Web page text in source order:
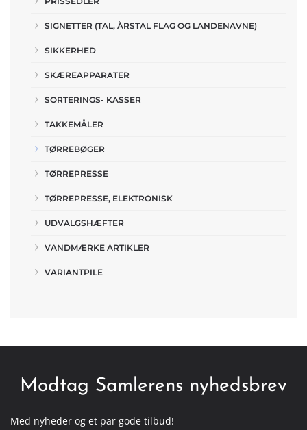
SIGNETTER (TAL, ÅRSTAL FLAG OG LANDENAVNE)
SIKKERHED
SKÆREAPPARATER
SORTERINGS- KASSER
TAKKEMÅLER
TØRREBØGER
TØRREPRESSE
TØRREPRESSE, ELEKTRONISK
UDVALGSHÆFTER
VANDMÆRKE ARTIKLER
VARIANTPILE
Modtag Samlerens nyhedsbrev
Med nyheder og et par gode tilbud!